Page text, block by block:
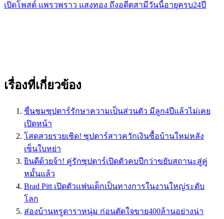
เปิดโพสต์ แพรวพราว แสงทอง ถึงอดีตสามีวันนี้อายุครบ24ปี
เรื่องที่เกี่ยวข้อง
ชื่นชมซุปตาร์รักษาความเป็นส่วนตัว มีลูก4ปีแล้วไม่เคย
เปิดหน้า
โสดสวยรวยเชิด! ซุปตาร์สาวควักเงินซื้อบ้านใหม่หลัง
เซ็นใบหย่า
ยินดีด้วยจ้า! คู่รักซุปตาร์เปิดตัวคบปีกว่าขยับสถานะสู่คู่
หมั้นแล้ว
Brad Pitt เปิดตัวแฟนเด็กเป็นทางการในงานใหญ่ระดับ
โลก
ส่องบ้านหรูดาราหนุ่ม ก่อนตัดใจขาย400ล้านอย่างน่า